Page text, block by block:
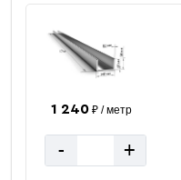
1 240₽ / метр
- +